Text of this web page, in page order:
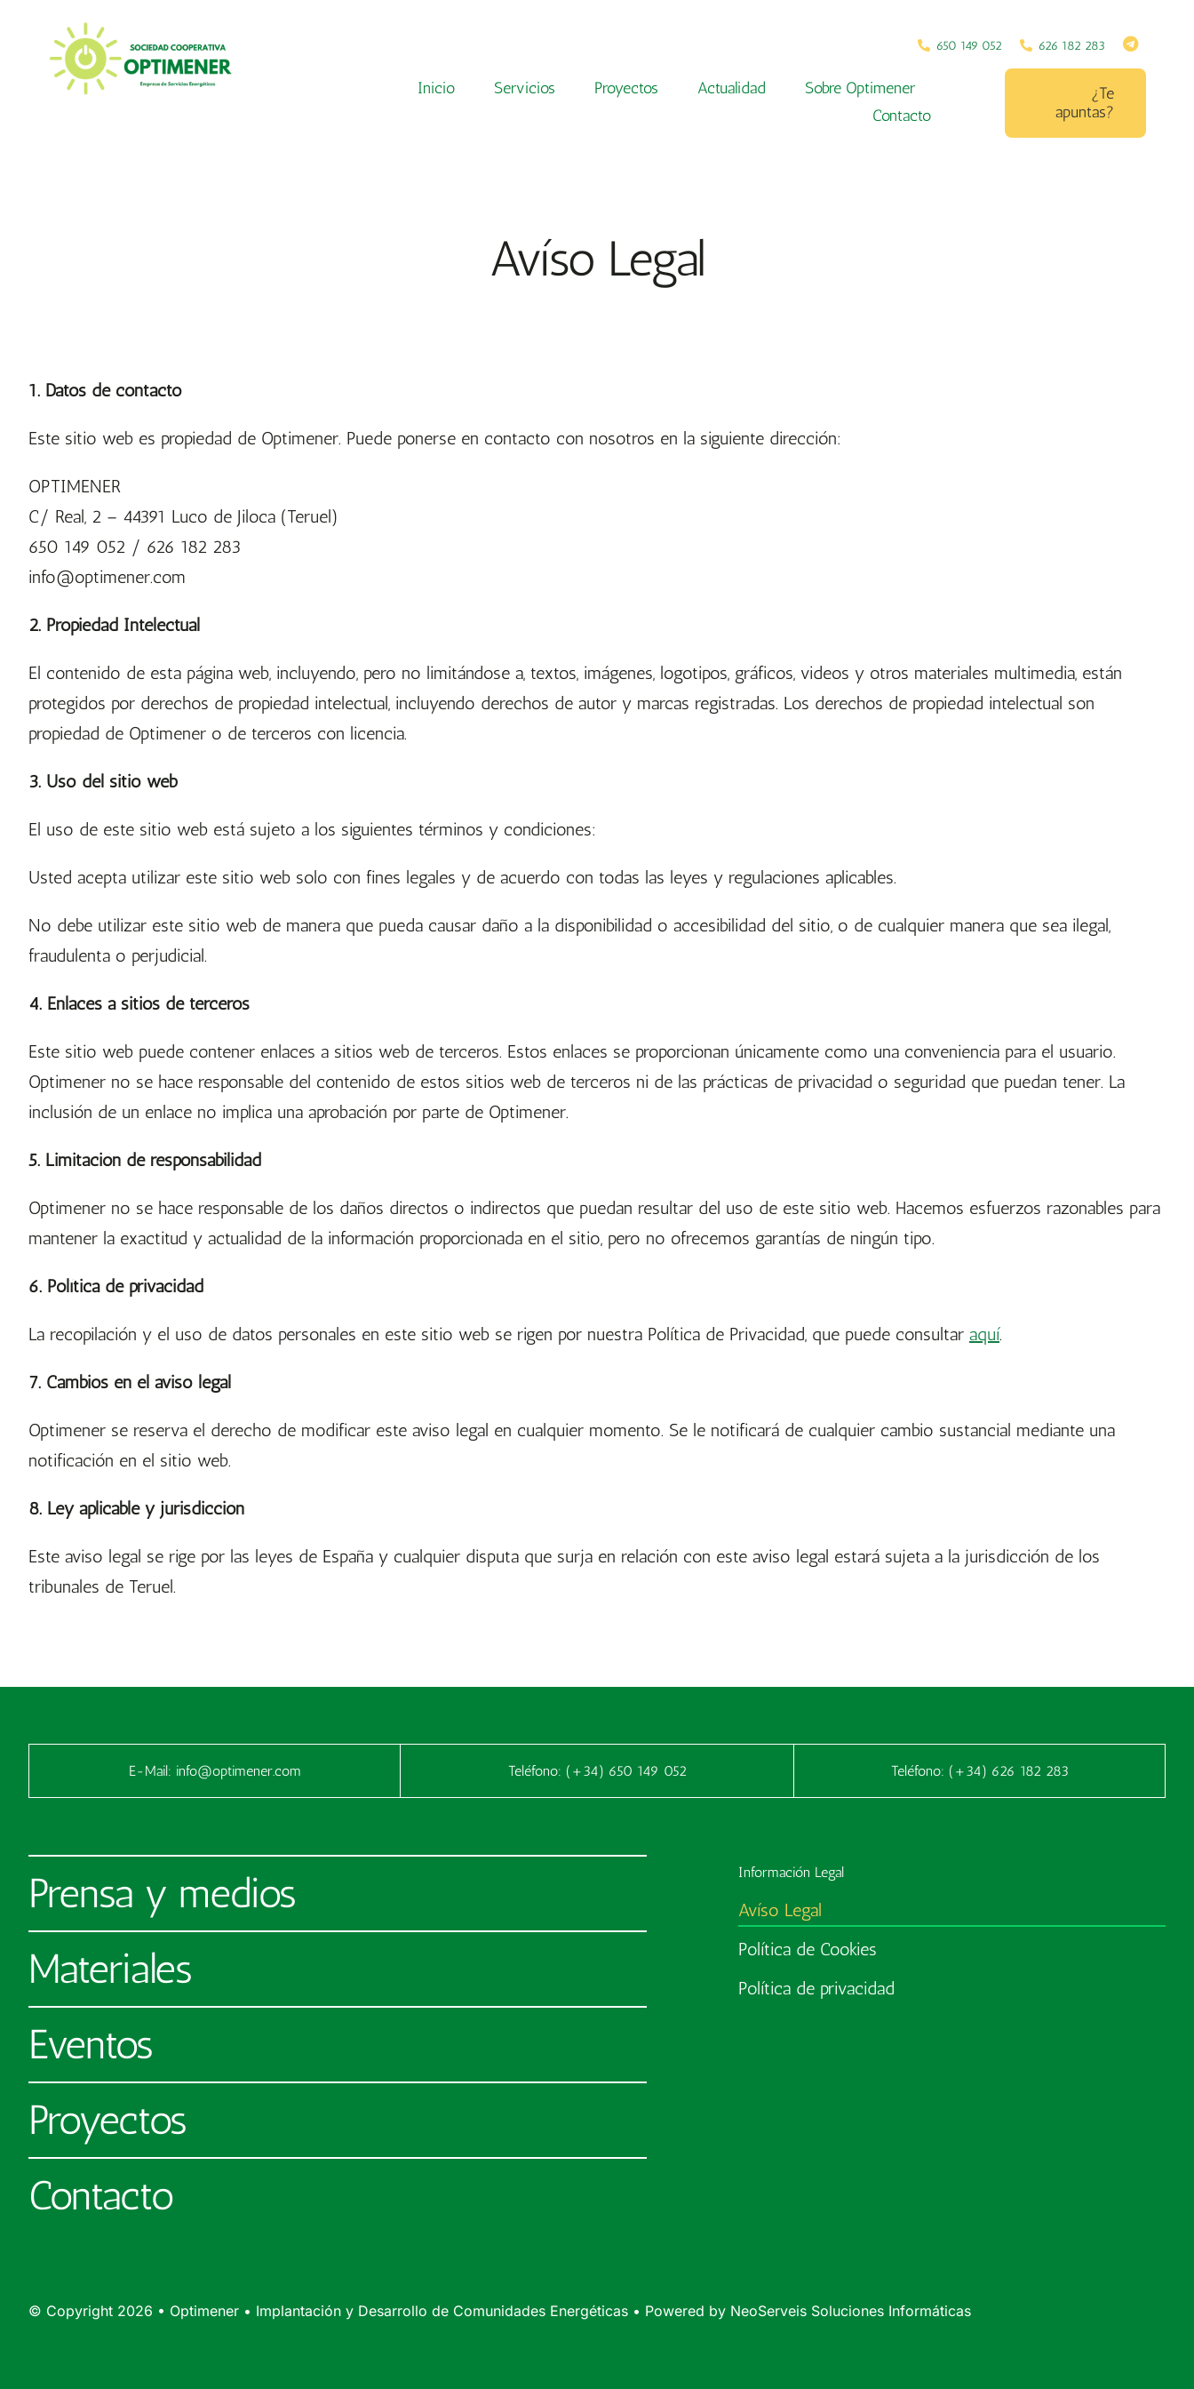
contenido
650 149 052 626 182 283
Inicio Servicios Proyectos Actualidad
Sobre Optimener
Contacto
¿Te
apuntas?
Avíso Legal
1. Datos de contacto
Este sitio web es propiedad de Optimener. Puede ponerse en contacto con nosotros en la siguiente dirección:
OPTIMENER
C/ Real, 2 – 44391 Luco de Jiloca (Teruel)
650 149 052 / 626 182 283
info@optimener.com
2. Propiedad Intelectual
El contenido de esta página web, incluyendo, pero no limitándose a, textos, imágenes, logotipos, gráficos, videos y otros materiales multimedia, están
protegidos por derechos de propiedad intelectual, incluyendo derechos de autor y marcas registradas. Los derechos de propiedad intelectual son
propiedad de Optimener o de terceros con licencia.
3. Uso del sitio web
El uso de este sitio web está sujeto a los siguientes términos y condiciones:
Usted acepta utilizar este sitio web solo con fines legales y de acuerdo con todas las leyes y regulaciones aplicables.
No debe utilizar este sitio web de manera que pueda causar daño a la disponibilidad o accesibilidad del sitio, o de cualquier manera que sea ilegal,
fraudulenta o perjudicial.
4. Enlaces a sitios de terceros
Este sitio web puede contener enlaces a sitios web de terceros. Estos enlaces se proporcionan únicamente como una conveniencia para el usuario.
Optimener no se hace responsable del contenido de estos sitios web de terceros ni de las prácticas de privacidad o seguridad que puedan tener. La
inclusión de un enlace no implica una aprobación por parte de Optimener.
5. Limitación de responsabilidad
Optimener no se hace responsable de los daños directos o indirectos que puedan resultar del uso de este sitio web. Hacemos esfuerzos razonables para
mantener la exactitud y actualidad de la información proporcionada en el sitio, pero no ofrecemos garantías de ningún tipo.
6. Política de privacidad
La recopilación y el uso de datos personales en este sitio web se rigen por nuestra Política de Privacidad, que puede consultar aquí.
7. Cambios en el aviso legal
Optimener se reserva el derecho de modificar este aviso legal en cualquier momento. Se le notificará de cualquier cambio sustancial mediante una
notificación en el sitio web.
8. Ley aplicable y jurisdicción
Este aviso legal se rige por las leyes de España y cualquier disputa que surja en relación con este aviso legal estará sujeta a la jurisdicción de los
tribunales de Teruel.
E-Mail: info@optimener.com Teléfono: (+34) 650 149 052 Teléfono: (+34) 626 182 283
Prensa y medios
Materiales
Eventos
Proyectos
Contacto
Información Legal
Avíso Legal
Política de Cookies
Política de privacidad
© Copyright 2026 • Optimener • Implantación y Desarrollo de Comunidades Energéticas • Powered by NeoServeis Soluciones Informáticas